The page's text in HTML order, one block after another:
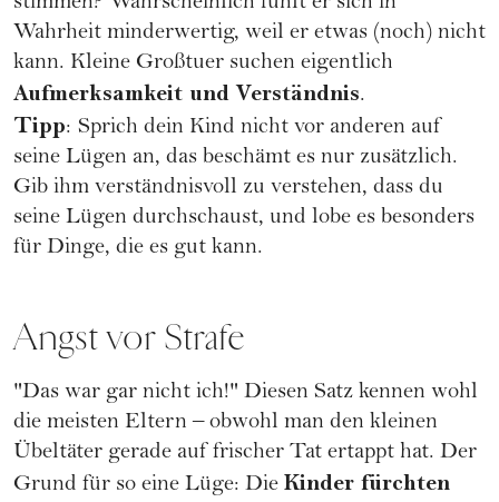
Wahrheit minderwertig, weil er etwas (noch) nicht
kann. Kleine Großtuer suchen eigentlich
Aufmerksamkeit und Verständnis.
Tipp: Sprich dein Kind nicht vor anderen auf
seine Lügen an, das beschämt es nur zusätzlich.
Gib ihm verständnisvoll zu verstehen, dass du
seine Lügen durchschaust, und lobe es besonders
für Dinge, die es gut kann.
Angst vor Strafe
"Das war gar nicht ich!" Diesen Satz kennen wohl
die meisten Eltern – obwohl man den kleinen
Übeltäter gerade auf frischer Tat ertappt hat. Der
Grund für so eine Lüge: Die Kinder fürchten